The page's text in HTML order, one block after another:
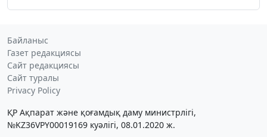
Байланыс
Газет редакциясы
Сайт редакциясы
Сайт туралы
Privacy Policy
ҚР Ақпарат және қоғамдық даму министрлігі,
№KZ36VPY00019169 куәлігі, 08.01.2020 ж.